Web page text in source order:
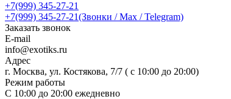
+7(999) 345-27-21
+7(999) 345-27-21(Звонки / Max / Telegram)
Заказать звонок
E-mail
info@exotiks.ru
Адрес
г. Москва, ул. Костякова, 7/7 ( с 10:00 до 20:00)
Режим работы
С 10:00 до 20:00 ежедневно